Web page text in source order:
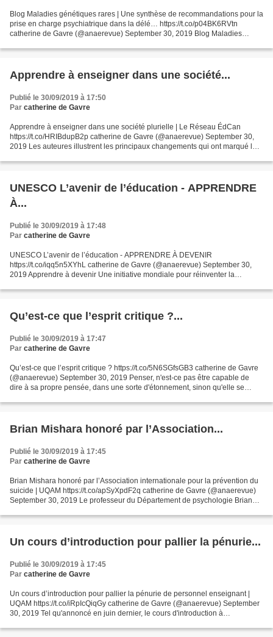
Blog Maladies génétiques rares | Une synthèse de recommandations pour la
prise en charge psychiatrique dans la délé… https://t.co/p04BK6RVtn
catherine de Gavre (@anaerevue) September 30, 2019 Blog Maladies
Apprendre à enseigner dans une société...
Publié le 30/09/2019 à 17:50
Par catherine de Gavre
Apprendre à enseigner dans une société plurielle | Le Réseau ÉdCan
https://t.co/HRIBdupB2p catherine de Gavre (@anaerevue) September 30,
2019 Les auteures illustrent les principaux changements qui ont marqué la
UNESCO L’avenir de l’éducation - APPRENDRE
À...
Publié le 30/09/2019 à 17:48
Par catherine de Gavre
UNESCO L’avenir de l’éducation - APPRENDRE À DEVENIR
https://t.co/iqq5n5XYhL catherine de Gavre (@anaerevue) September 30,
2019 Apprendre à devenir Une initiative mondiale pour réinventer la
Qu’est-ce que l’esprit critique ?...
Publié le 30/09/2019 à 17:47
Par catherine de Gavre
Qu’est-ce que l’esprit critique ? https://t.co/5N6SGfsGB3 catherine de Gavre
(@anaerevue) September 30, 2019 Penser, n'est-ce pas être capable de
dire à sa propre pensée, dans une sorte d'étonnement, sinon qu'elle se
Brian Mishara honoré par l’Association...
Publié le 30/09/2019 à 17:45
Par catherine de Gavre
Brian Mishara honoré par l’Association internationale pour la prévention du
suicide | UQAM https://t.co/apSyXpdF2q catherine de Gavre (@anaerevue)
September 30, 2019 Le professeur du Département de psychologie Brian
Un cours d’introduction pour pallier la pénurie...
Publié le 30/09/2019 à 17:45
Par catherine de Gavre
Un cours d’introduction pour pallier la pénurie de personnel enseignant |
UQAM https://t.co/iRpIcQiqGy catherine de Gavre (@anaerevue) September
30, 2019 Tel qu'annoncé en juin dernier, le cours d'introduction à